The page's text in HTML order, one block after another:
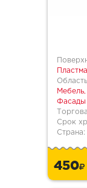
Фасады
Срок
Страна:
450